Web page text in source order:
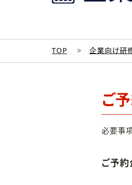
TOP 企業向け研
ご
必要事
ご予